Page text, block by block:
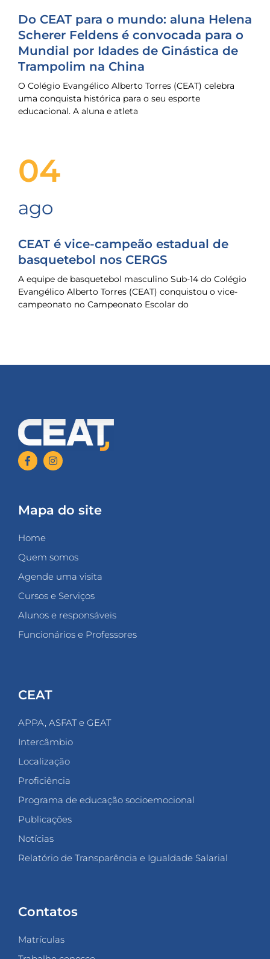
Do CEAT para o mundo: aluna Helena
Scherer Feldens é convocada para o
Mundial por Idades de Ginástica de
Trampolim na China
O Colégio Evangélico Alberto Torres (CEAT) celebra
uma conquista histórica para o seu esporte
educacional. A aluna e atleta
04
ago
CEAT é vice-campeão estadual de
basquetebol nos CERGS
A equipe de basquetebol masculino Sub-14 do Colégio
Evangélico Alberto Torres (CEAT) conquistou o vice-
campeonato no Campeonato Escolar do
Mapa do site
Home
Quem somos
Agende uma visita
Cursos e Serviços
Alunos e responsáveis
Funcionários e Professores
CEAT
APPA, ASFAT e GEAT
Intercâmbio
Localização
Proficiência
Programa de educação socioemocional
Publicações
Notícias
Relatório de Transparência e Igualdade Salarial
Contatos
Matrículas